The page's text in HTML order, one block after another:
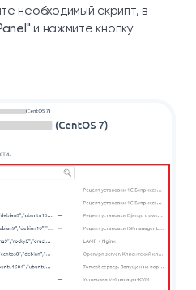
необходимый скрипт, в
и нажмите кнопку